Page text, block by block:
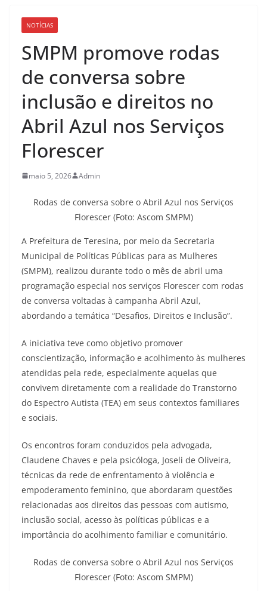
NOTÍCIAS
SMPM promove rodas
de conversa sobre
inclusão e direitos no
Abril Azul nos Serviços
Florescer
maio 5, 2026 Admin
Rodas de conversa sobre o Abril Azul nos Serviços
Florescer (Foto: Ascom SMPM)
A Prefeitura de Teresina, por meio da Secretaria
Municipal de Políticas Públicas para as Mulheres
(SMPM), realizou durante todo o mês de abril uma
programação especial nos serviços Florescer com rodas
de conversa voltadas à campanha Abril Azul,
abordando a temática “Desafios, Direitos e Inclusão”.
A iniciativa teve como objetivo promover
conscientização, informação e acolhimento às mulheres
atendidas pela rede, especialmente aquelas que
convivem diretamente com a realidade do Transtorno
do Espectro Autista (TEA) em seus contextos familiares
e sociais.
Os encontros foram conduzidos pela advogada,
Claudene Chaves e pela psicóloga, Joseli de Oliveira,
técnicas da rede de enfrentamento à violência e
empoderamento feminino, que abordaram questões
relacionadas aos direitos das pessoas com autismo,
inclusão social, acesso às políticas públicas e a
importância do acolhimento familiar e comunitário.
Rodas de conversa sobre o Abril Azul nos Serviços
Florescer (Foto: Ascom SMPM)